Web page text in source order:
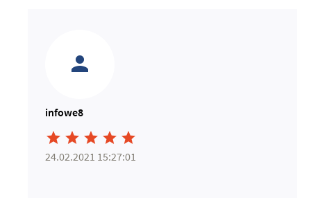
infowe8
    
24.02.2021 15:27:01